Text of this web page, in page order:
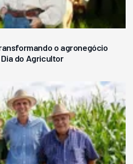
o agronegócio
do Agricultor